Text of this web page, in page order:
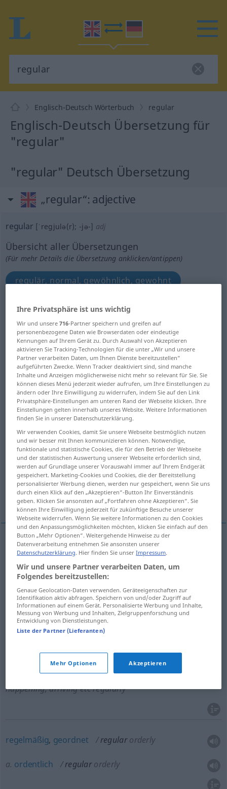
Englisch-Deutsch Wörterbuch regular
Englisch-Deutsch Übersetzung für
"regular"
"regular" Deutsch Übersetzung
„regular“: adjective
regular [ˈregjulə(r); -jə-] adj
Übersicht aller Übersetzungen
(Für mehr Details die Übersetzung anklicken/antippen)
regulär, normal, gewöhnlich, gewohnt
regel-, gleichmäßig, stetig
regulär, regelmäßig wiederkehrend
regelmäßig, geordnet, ordentlich
genau den Regeln gemäß
genau, pünktlich regelmäßig
regelmäßig
regulär, zur Kampftruppe gehörig, aktiv
Erwachsenen… Weitere Übersetzungen...
regulär,normal,gewöhnlich,gewohnt
regular
usual
regel-,gleichmäßig,stetig regular continuous
regelmäßig(wiederkehrend)
regular
happening, arrivingetcregularly
regelmäßig, geordnet regular orderly
a. ordentlich regular orderly
Ihre Privatsphäre ist uns wichtig
Wir und unsere716-Partner speichern und greifen auf
personenbezogene Daten wie Browserdaten oder eindeutige
Kennungen auf Ihrem Gerät zu. Durch Auswahl von Akzeptieren
aktivieren Sie Tracking-Technologien für die unter „Wir und unsere
Partner verarbeiten Daten, um Ihnen Dienste bereitzustellen“
aufgeführten Zwecke. Wenn Tracker deaktiviert sind, sind manche
Inhalte und Anzeigen möglicherweise nicht mehr so relevant für Sie. Sie
können dieses Menü jederzeit wieder aufrufen, um Ihre Einstellungen zu
ändern oder Ihre Einwilligung zu widerrufen, indem Sie auf den Link
Privatsphäre-Einstellungen am unteren Rand der Webseite klicken. Ihre
Einstellungen gelten innerhalb unseres Website. Weitere Informationen
finden Sie in unserer Datenschutzerklärung.
Wir verwenden Cookies, damit Sie unsere Webseite bestmöglich nutzen
und wir besser mit Ihnen kommunizieren können. Notwendige,
funktionale und statistische Cookies, die für den Betrieb der Webseite
und der statistischen Auswertung unserer Webseite erforderlich sind,
werden auf Grundlage unserer Vorauswahl immer auf Ihrem Endgerät
gespeichert. Marketing-Cookies und Cookies, die der Bereitstellung
personalisierter Werbung dienen, werden nur gespeichert, wenn Sie uns
durch einen Klick auf den „Akzeptieren“-Button Ihr Einverständnis
geben. Klicken Sie ansonsten auf „Fortfahren ohne Akzeptieren“. Sie
können Ihre Einwilligung jederzeit für zukünftige Besuche unserer
Webseite widerrufen. Wenn Sie weitere Informationen zu den Cookies
und den Anpassungsmöglichkeiten möchten, klicken Sie einfach auf den
Button „Mehr Optionen“. Weitergehende Hinweise zu der
Datenverarbeitung entnehmen Sie ansonsten unserer
Datenschutzerklärung. Hier finden Sie unserImpressum.
Wir und unsere Partner verarbeiten Daten, um
Folgendes bereitzustellen:
Genaue Geolocation-Daten verwenden. Geräteeigenschaften zur
Identifikation aktiv abfragen. Speichern von und/oder Zugriff auf
Informationen auf einem Gerät. Personalisierte Werbung und Inhalte,
Messung von Werbung und Inhalten, Zielgruppenforschung und
Entwicklung von Dienstleistungen.
Liste der Partner (Lieferanten)
Mehr Optionen Akzeptieren